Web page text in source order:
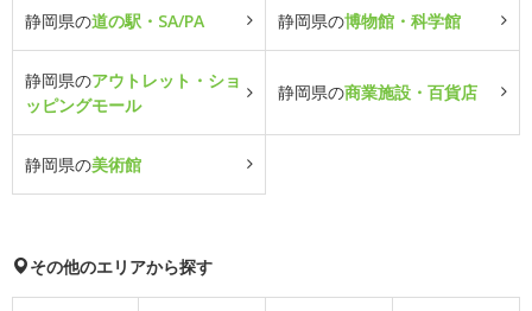
静岡県の道の駅・SA/PA 静岡県の博物館・科学館
静岡県のアウトレット・ショ
ッピングモール
静岡県の商業施設・百貨店
静岡県の美術館
その他のエリアから探す